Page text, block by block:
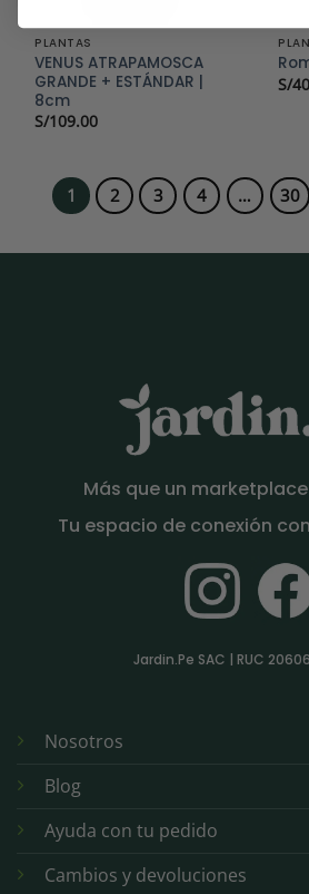
PLANTAS
VENUS ATRAPAMOSCA
GRANDE + ESTÁNDAR |
8cm
S/109.00
S/
1 2 3 4 … 30
Más que un
Tu espacio de conexión
Jardin.Pe SAC | RUC
Nosotros
Blog
Ayuda con tu pedido
Cambios y devoluciones